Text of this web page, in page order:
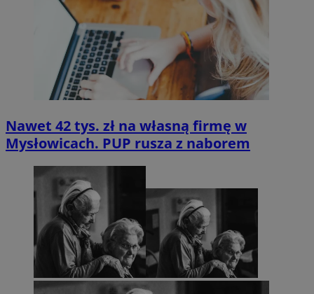
Nawet 42 tys. zł na własną firmę w
Mysłowicach. PUP rusza z naborem